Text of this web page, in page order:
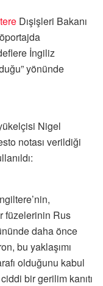
Dışişleri Bakanı
İngiliz
yönünde
Nigel
notası verildiği
füzelerinin Rus
daha önce
bu yaklaşımı
olduğunu kabul
bir gerilim kanıtı